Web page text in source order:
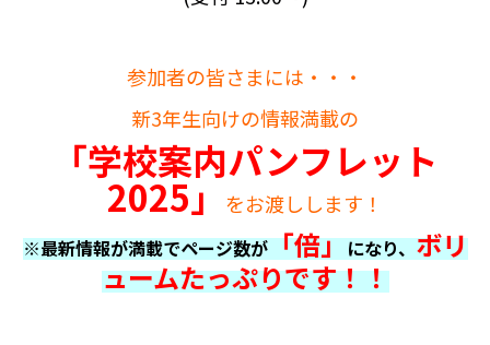
参加者の皆さまには・・・
新3年生向けの情報満載の
「学校案内パンフレット
2025」 をお渡しします！
※最新情報が満載でページ数が「倍」になり、 ボリ
ュームたっぷりです！！